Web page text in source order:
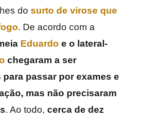
do surto de virose que
. De acordo com a
Eduardo e o lateral-
chegaram a ser
passar por exames e
mas não precisaram
. Ao todo, cerca de dez